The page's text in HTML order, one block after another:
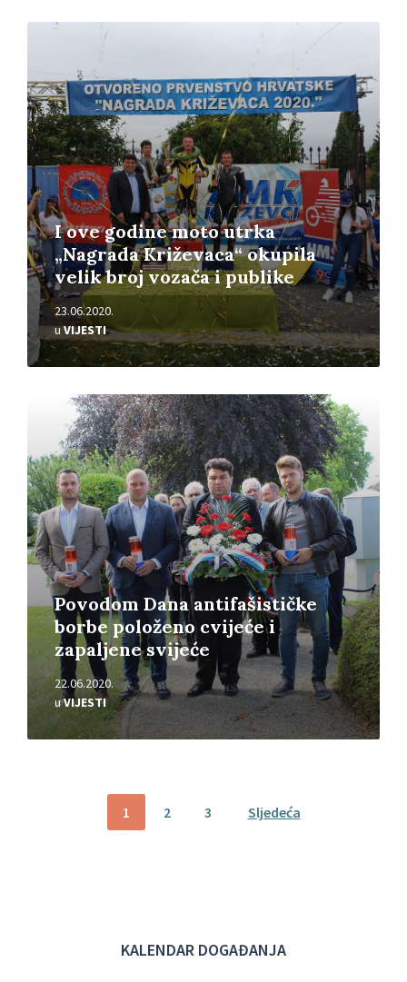
I ove godine moto utrka
„Nagrada Križevaca“ okupila
velik broj vozača i publike
23.06.2020.
uVIJESTI
Pročitajte
Povodom Dana antifašističke
borbe položeno cvijeće i
zapaljene svijeće
22.06.2020.
uVIJESTI
Pročitajte
1 2 3 Sljedeća
KALENDAR DOGAĐANJA